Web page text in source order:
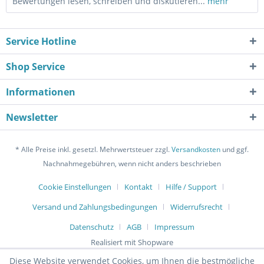
Service Hotline
Shop Service
Informationen
Newsletter
* Alle Preise inkl. gesetzl. Mehrwertsteuer zzgl.Versandkosten und ggf.
Nachnahmegebühren, wenn nicht anders beschrieben
Cookie Einstellungen Kontakt
Hilfe / Support
Versand und Zahlungsbedingungen
Widerrufsrecht
Datenschutz
AGB
Impressum
Realisiert mit Shopware
Diese Website verwendet Cookies, um Ihnen die bestmögliche